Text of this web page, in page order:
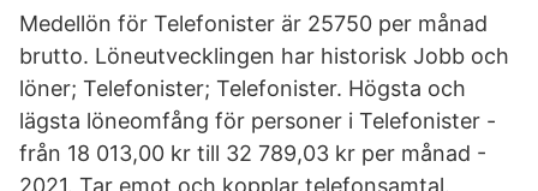
Medellön för Telefonister är 25750 per månad
brutto. Löneutvecklingen har historisk Jobb och
löner; Telefonister; Telefonister. Högsta och
lägsta löneomfång för personer i Telefonister -
från 18 013,00 kr till 32 789,03 kr per månad -
2021. Tar emot och kopplar telefonsamtal.